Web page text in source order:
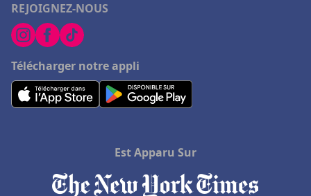
REJOIGNEZ-NOUS
Télécharger notre appli
Est Apparu Sur